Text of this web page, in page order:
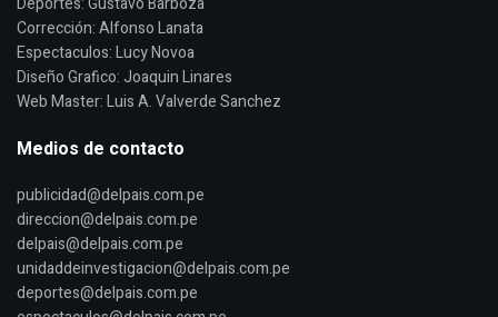
Corrección: Alfonso Lanata
Espectaculos: Lucy Novoa
Diseño Grafico: Joaquin Linares
Web Master: Luis A. Valverde Sanchez
Medios de contacto
publicidad@delpais.com.pe
direccion@delpais.com.pe
delpais@delpais.com.pe
unidaddeinvestigacion@delpais.com.pe
deportes@delpais.com.pe